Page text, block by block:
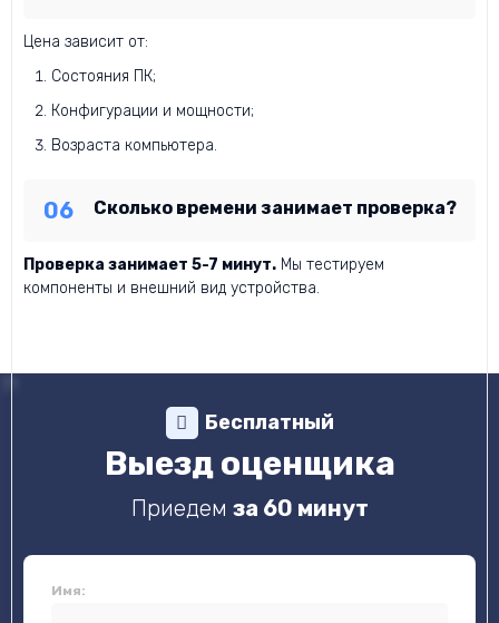
Цена зависит от:
Состояния ПК;
Конфигурации и мощности;
Возраста компьютера.
Сколько времени занимает проверка?
Проверка занимает 5-7 минут. Мы тестируем
компоненты и внешний вид устройства.
Бесплатный
Выезд оценщика
Приедем за 60 минут
Имя: